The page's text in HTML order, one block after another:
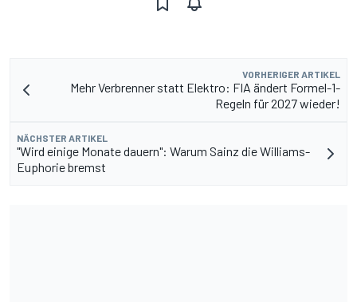
VORHERIGER ARTIKEL
Mehr Verbrenner statt Elektro: FIA ändert Formel-1-
Regeln für 2027 wieder!
NÄCHSTER ARTIKEL
"Wird einige Monate dauern": Warum Sainz die Williams-
Euphorie bremst